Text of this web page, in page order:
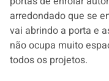
arredondado que se
vai abrindo a porta e
não ocupa muito
todos os projetos.